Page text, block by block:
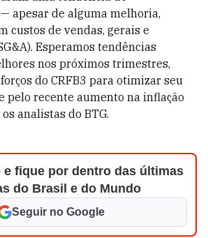
apesar de alguma melhoria,
custos de vendas, gerais e
Esperamos tendências
nos próximos trimestres,
do CRFB3 para otimizar seu
pelo recente aumento na inflação
analistas do BTG.
e fique por dentro das últimas
do Brasil e do Mundo
Seguir no Google